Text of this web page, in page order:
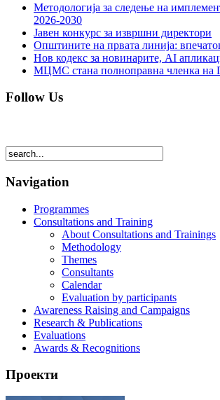
Методологија за следење на
2026-2030
Јавен конкурс за извршни директори
Општините на првата линија:
Нов кодекс за новинарите, AI
МЦМС стана полноправна членка на
Follow Us
Navigation
Programmes
Consultations and Training
About Consultations and Trainings
Methodology
Themes
Consultants
Calendar
Evaluation by participants
Awareness Raising and Campaigns
Research & Publications
Evaluations
Awards & Recognitions
Проекти